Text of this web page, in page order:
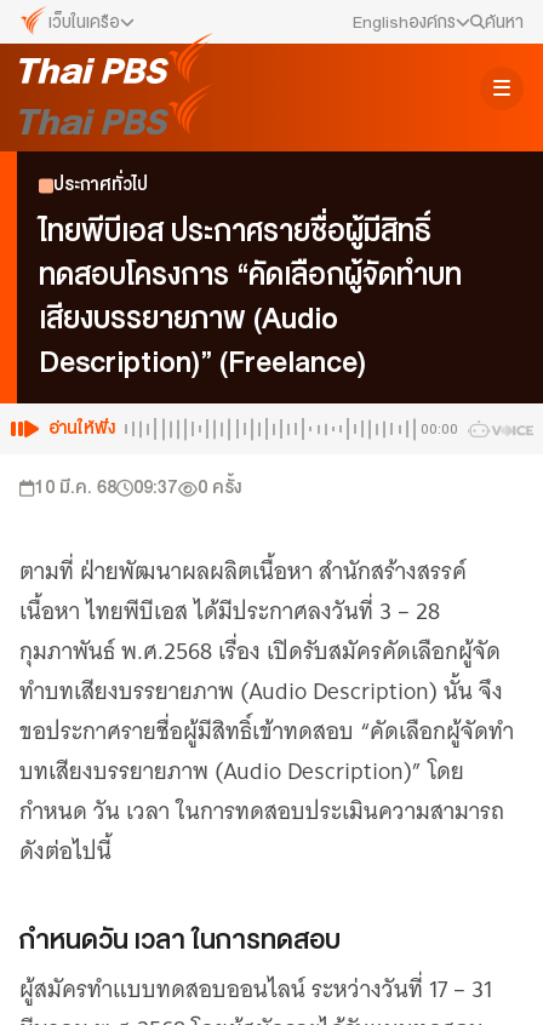
เว็บในเครือ
เว็บไซต์ในเครือ
ALTV
VIPA
พื้นที่นำเสนอวาระของสังคม
Thai PBS Kids
เรื่องราวดี ๆ สำหรับครอบครัว
Thai PBS Podcast
View The World via The Voice
Thai PBS World
เว็บไซต์บริการ
เพราะพลังการสื่อสารอยู่ในมือคุณ
Locals
Policy Watch
จับตาอนาคตประเทศไทย
The Visual
Making Data Visible
Englishองค์กร
ข่าวประชาสัมพันธ์
คณะกรรมการนโยบาย ส.ส.ท.
สภาผู้ชมและผู้ฟังรายการ
รับเรื่องร้องเรียน
ติดต่อเรา
ค้นหา
ประกาศทั่วไป
ไทยพีบีเอส ประกาศรายชื่อผู้มีสิทธิ์
ทดสอบโครงการ “คัดเลือกผู้จัดทำบท
เสียงบรรยายภาพ (Audio
Description)” (Freelance)
อ่านให้ฟัง 00:00
10 มี.ค. 68 09:37 0 ครั้ง
ตามที่ ฝ่ายพัฒนาผลผลิตเนื้อหา สำนักสร้างสรรค์
เนื้อหา ไทยพีบีเอส ได้มีประกาศลงวันที่ 3 – 28
กุมภาพันธ์ พ.ศ.2568 เรื่อง เปิดรับสมัครคัดเลือกผู้จัด
ทำบทเสียงบรรยายภาพ (Audio Description) นั้น จึง
ขอประกาศรายชื่อผู้มีสิทธิ์เข้าทดสอบ “คัดเลือกผู้จัดทำ
บทเสียงบรรยายภาพ (Audio Description)” โดย
กำหนด วัน เวลา ในการทดสอบประเมินความสามารถ
ดังต่อไปนี้
กำหนดวัน เวลา ในการทดสอบ
ผู้สมัครทำแบบทดสอบออนไลน์ ระหว่างวันที่ 17 – 31